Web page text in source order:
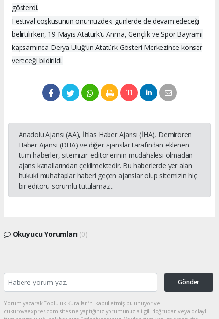
gösterdi.
Festival coşkusunun önümüzdeki günlerde de devam edeceği
belirtilirken, 19 Mayıs Atatürk’ü Anma, Gençlik ve Spor Bayramı
kapsamında Derya Uluğ’un Atatürk Gösteri Merkezinde konser
vereceği bildirildi.
Anadolu Ajansı (AA), İhlas Haber Ajansı (İHA), Demirören
Haber Ajansı (DHA) ve diğer ajanslar tarafından eklenen
tüm haberler, sitemizin editörlerinin müdahalesi olmadan
ajans kanallarından çekilmektedir. Bu haberlerde yer alan
hukuki muhataplar haberi geçen ajanslar olup sitemizin hiç
bir editörü sorumlu tutulamaz...
Okuyucu Yorumları (0)
Gönder
Yorum yazarak Topluluk Kuralları’nı kabul etmiş bulunuyor ve
cukurovaexpres.com sitesine yaptığınız yorumunuzla ilgili doğrudan veya dolaylı